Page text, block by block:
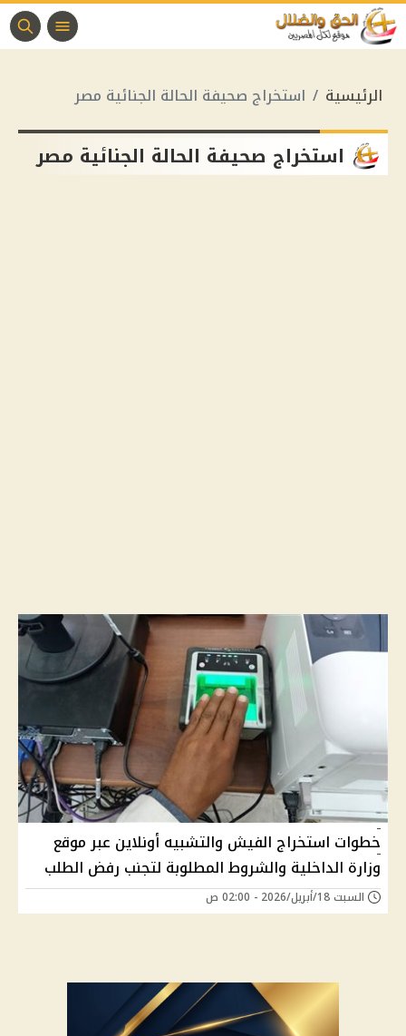
الرئيسية استخراج صحيفة الحالة الجنائية مصر
استخراج صحيفة الحالة الجنائية مصر
خطوات استخراج الفيش والتشبيه أونلاين عبر موقع
وزارة الداخلية والشروط المطلوبة لتجنب رفض الطلب
السبت 18/أبريل/2026 - 02:00 ص